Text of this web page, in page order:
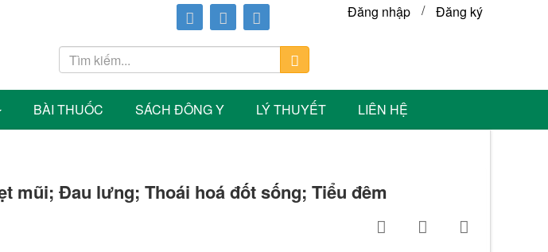
Đăng nhập / Đăng ký
BÀI THUỐC SÁCH ĐÔNG Y LÝ THUYẾT LIÊN HỆ
mũi; Đau lưng; Thoái hoá đốt sống; Tiểu đêm